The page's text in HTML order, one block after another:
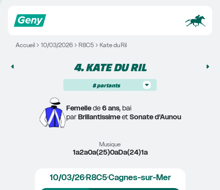
Accueil 10/03/2026 R8C5 Kate du Ril
4. KATE DU RIL
8 partants
Femelle de 6 ans, bai
par Brillantissime et Sonate d'Aunou
Musique
1a2a0a(25)0aDa(24)1a
10/03/26R8C5Cagnes-sur-Mer